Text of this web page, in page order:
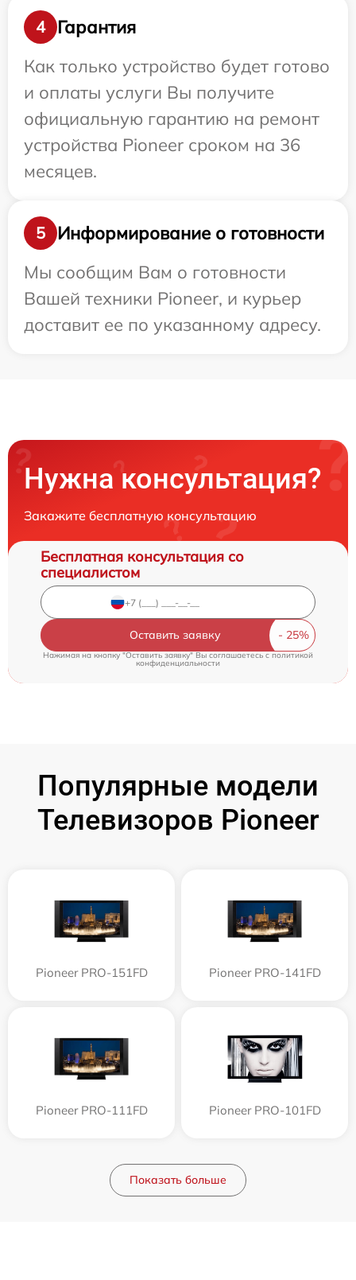
4
Гарантия
Как только устройство будет готово
и оплаты услуги Вы получите
официальную гарантию на ремонт
устройства Pioneer сроком на 36
месяцев.
5
Информирование о готовности
Мы сообщим Вам о готовности
Вашей техники Pioneer, и курьер
доставит ее по указанному адресу.
Нужна консультация?
Закажите бесплатную консультацию
Бесплатная консультация со
специалистом
Оставить заявку
Нажимая на кнопку "Оставить заявку" Вы соглашаетесь cполитикой
конфиденциальности
Популярные модели
Телевизоров Pioneer
Pioneer PRO-151FD Pioneer PRO-141FD
Pioneer PRO-111FD Pioneer PRO-101FD
Показать больше